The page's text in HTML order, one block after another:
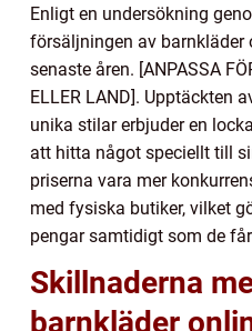
Enligt en undersökning
försäljningen av barnkläder
senaste åren. [ANPASSA
ELLER LAND]. Upptäckten
unika stilar erbjuder en
att hitta något speciellt till
priserna vara mer
med fysiska butiker, vilket
pengar samtidigt som de
Skillnaderna
barnkläder